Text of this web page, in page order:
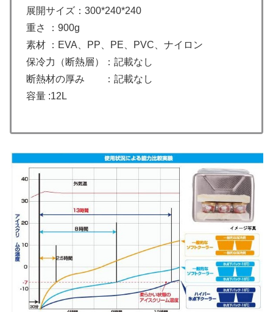
展開サイズ：300*240*240
重さ ：900g
素材 ：EVA、PP、PE、PVC、ナイロン
保冷力（断熱層）：記載なし
断熱材の厚み ：記載なし
容量 :12L